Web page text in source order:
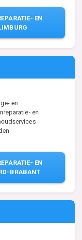
EN
en
en
EN
BRABANT